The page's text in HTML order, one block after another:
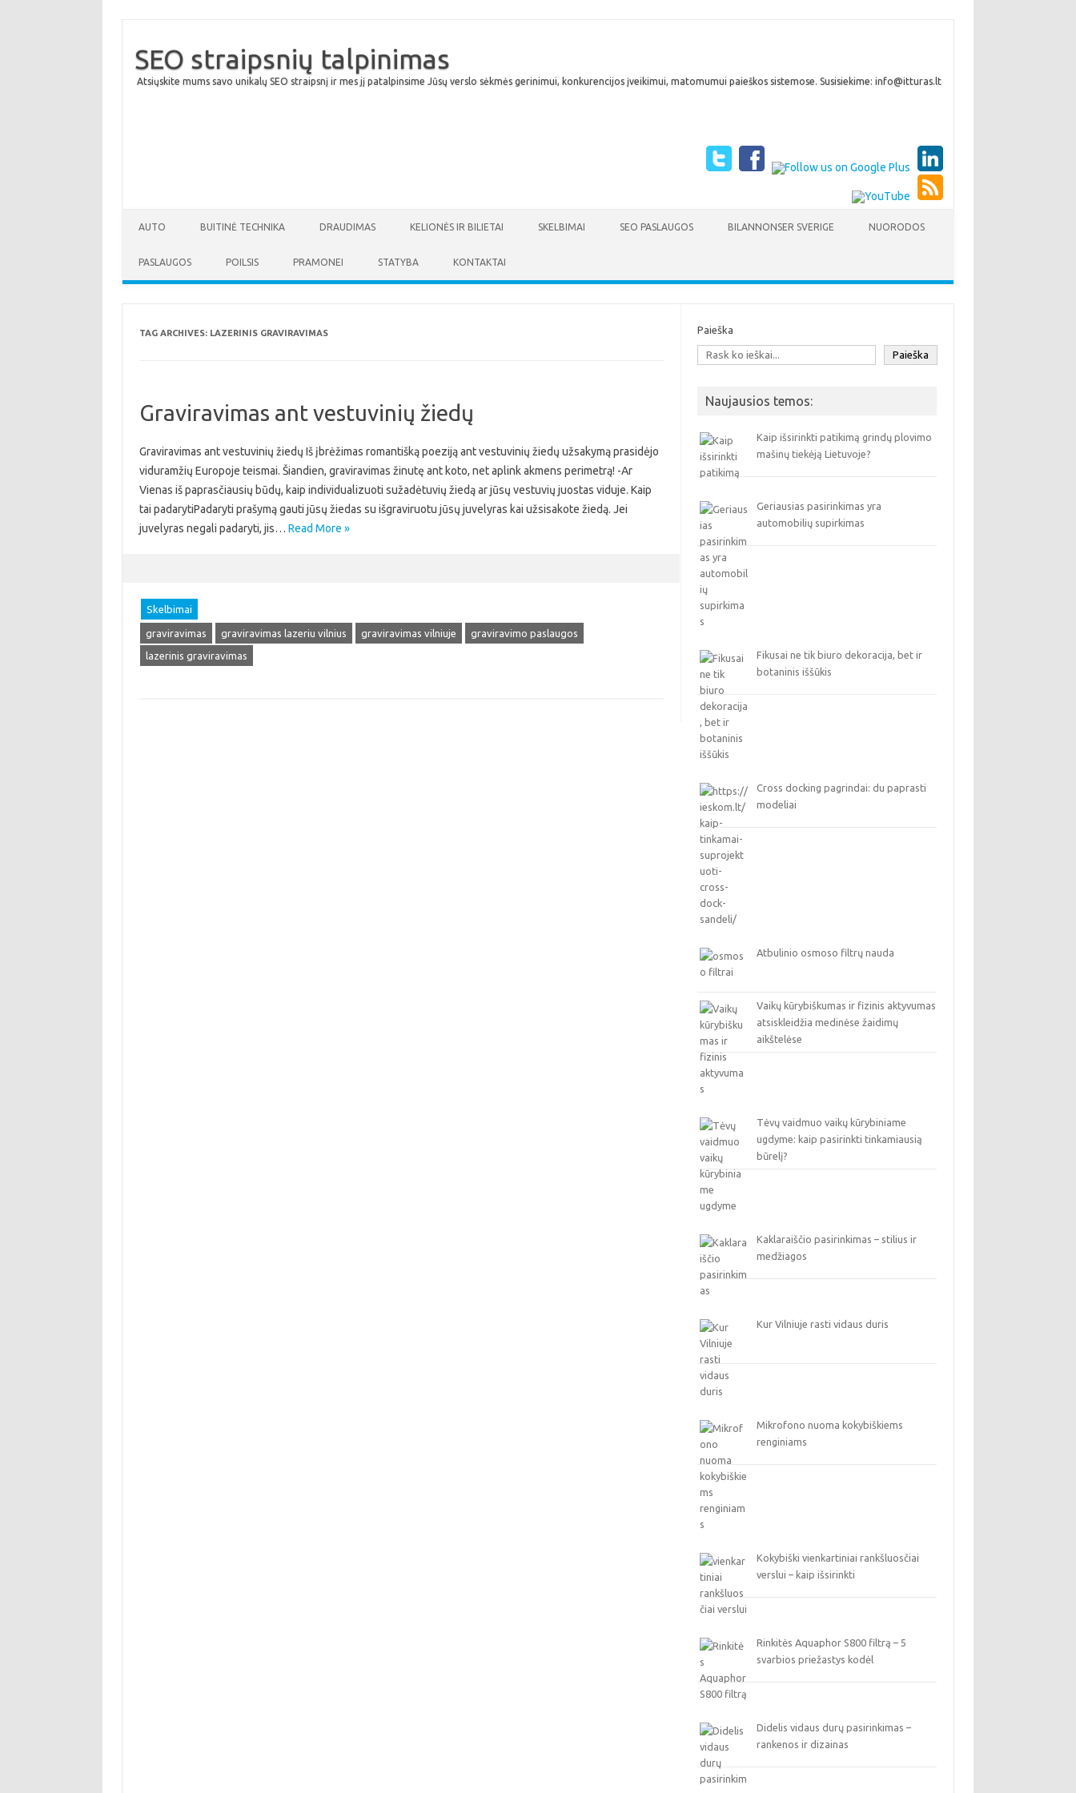
SEO straipsnių talpinimas
Atsiųskite mums savo unikalų SEO straipsnį ir mes jį patalpinsime Jūsų verslo sėkmės gerinimui, konkurencijos įveikimui, matomumui paieškos sistemose. Susisiekime: info@itturas.lt
AUTO BUITINĖ TECHNIKA DRAUDIMAS KELIONĖS IR BILIETAI SKELBIMAI SEO PASLAUGOS BILANNONSER SVERIGE NUORODOS
PASLAUGOS POILSIS PRAMONEI STATYBA KONTAKTAI
TAG ARCHIVES: LAZERINIS GRAVIRAVIMAS
Graviravimas ant vestuvinių žiedų
Graviravimas ant vestuvinių žiedų Iš įbrėžimas romantišką poeziją ant vestuvinių žiedų užsakymą prasidėjo
viduramžių Europoje teismai. Šiandien, graviravimas žinutę ant koto, net aplink akmens perimetrą! -Ar
Vienas iš paprasčiausių būdų, kaip individualizuoti sužadėtuvių žiedą ar jūsų vestuvių juostas viduje. Kaip
tai padarytiPadaryti prašymą gauti jūsų žiedas su išgraviruotu jūsų juvelyras kai užsisakote žiedą. Jei
juvelyras negali padaryti, jis… Read More »
Skelbimai
graviravimas graviravimas lazeriu vilnius graviravimas vilniuje
graviravimo paslaugos
lazerinis graviravimas
Paieška
Paieška
Naujausios temos:
Kaip išsirinkti patikimą grindų plovimo
mašinų tiekėją Lietuvoje?
Geriausias pasirinkimas yra
automobilių supirkimas
Fikusai ne tik biuro dekoracija, bet ir
botaninis iššūkis
Cross docking pagrindai: du paprasti
modeliai
Atbulinio osmoso filtrų nauda
Vaikų kūrybiškumas ir fizinis aktyvumas
atsiskleidžia medinėse žaidimų
aikštelėse
Tėvų vaidmuo vaikų kūrybiniame
ugdyme: kaip pasirinkti tinkamiausią
būrelį?
Kaklaraiščio pasirinkimas – stilius ir
medžiagos
Kur Vilniuje rasti vidaus duris
Mikrofono nuoma kokybiškiems
renginiams
Kokybiški vienkartiniai rankšluosčiai
verslui – kaip išsirinkti
Rinkitės Aquaphor S800 filtrą – 5
svarbios priežastys kodėl
Didelis vidaus durų pasirinkimas –
rankenos ir dizainas